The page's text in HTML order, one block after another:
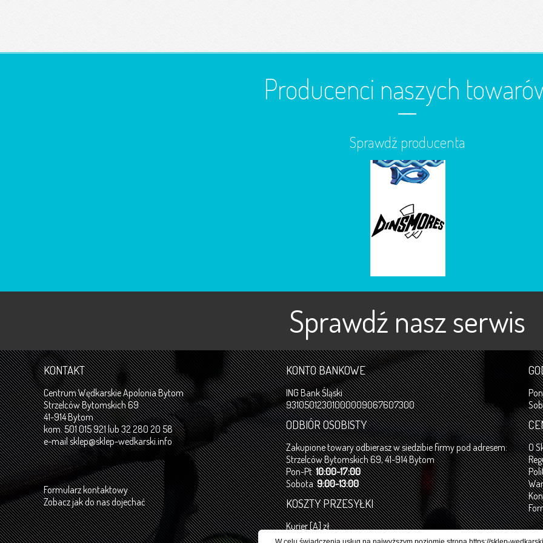
Producenci naszych
Sprawdź producenta
Sprawdź nasz serwis
KONTAKT
Centrum Wędkarskie Apolonia Bytom
Strzelców Bytomskich 69
41-914 Bytom
kom. 501 015 921 lub 32 280 20 58
e-mailsklep@sklep-wedkarski.info
Formularz kontaktowy
Zobacz jak do nas dojechać
KONTO BANKOWE
ING Bank Śląski
93105012301000009067607300
ODBIÓR OSOBISTY
Zakupione towary odbierasz w siedzibie firmy pod adresem:
Strzelców Bytomskich 69, 41-914 Bytom
Pon-Pt10:00-17:00
Sobota9:00-13:00
KOSZTY PRZESYŁKI
Kurier [A] zł
Pobranie [B] zł
O